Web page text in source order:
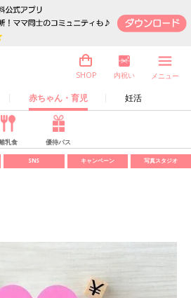
赤ちゃん・育児 妊活
SHOP 内祝い メニュー
乳食 優待パス
SNS キャンペーン 写真スタジオ